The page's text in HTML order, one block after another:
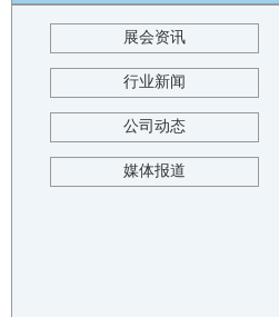
展会资讯
行业新闻
公司动态
媒体报道